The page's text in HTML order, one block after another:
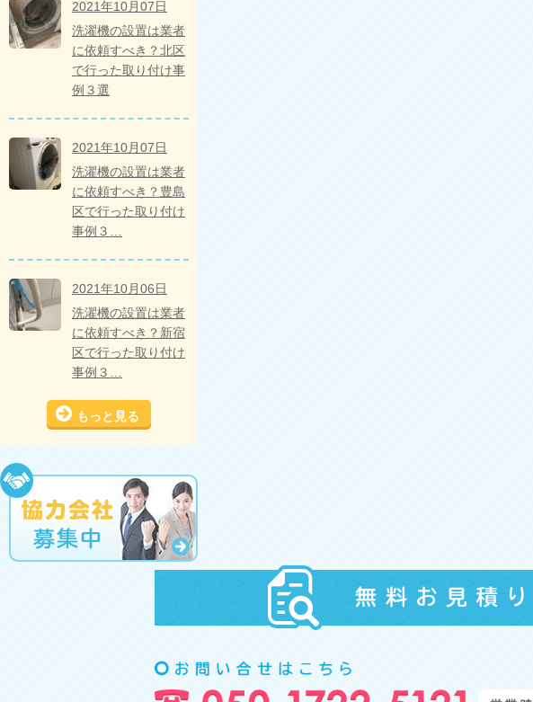
2021年10月07日
洗濯機の設置は業者
に依頼すべき？北区
で行った取り付け事
例３選
2021年10月07日
洗濯機の設置は業者
に依頼すべき？豊島
区で行った取り付け
事例３…
2021年10月06日
洗濯機の設置は業者
に依頼すべき？新宿
区で行った取り付け
事例３…
もっと見る